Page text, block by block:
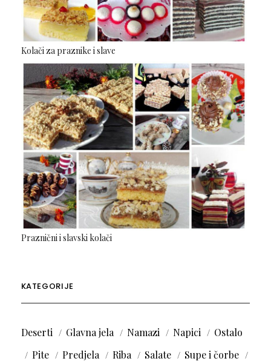
Kolači za praznike i slave
Praznični i slavski kolači
KATEGORIJE
Deserti Glavna jela Namazi Napici
Ostalo
Pite
Predjela Riba Salate
Supe i čorbe